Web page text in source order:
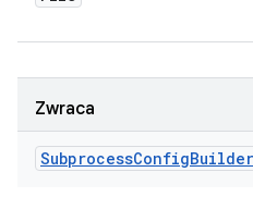
Zwraca
SubprocessConfigBuilder